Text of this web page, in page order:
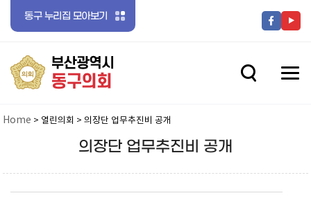
동구 누리집 모아보기
메뉴 열기
메뉴 열기
전체메뉴 닫기
Home > 열린의회 > 의장단 업무추진비 공개
의장단 업무추진비 공개